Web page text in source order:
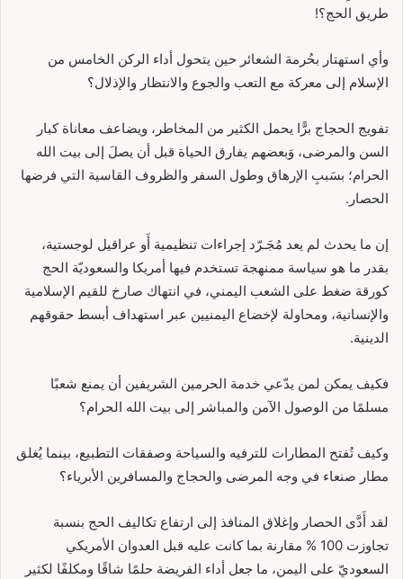
طريق الحج؟!
وأي استهتار بحُرمة الشعائر حين يتحول أداء الركن الخامس من
الإسلام إلى معركة مع التعب والجوع والانتظار والإذلال؟
تفويج الحجاج برًّا يحمل الكثير من المخاطر، ويضاعف معاناة كبار
السن والمرضى، وَبعضهم يفارق الحياة قبل أن يصلَ إلى بيت الله
الحرام؛ بسَببِ الإرهاق وطول السفر والظروف القاسية التي فرضها
الحصار.
إن ما يحدث لم يعد مُجَـرّد إجراءات تنظيمية أَو عراقيل لوجستية،
بقدر ما هو سياسة ممنهجة تستخدم فيها أمريكا والسعوديّة الحج
كورقة ضغط على الشعب اليمني، في انتهاك صارخ للقيم الإسلامية
والإنسانية، ومحاولة لإخضاع اليمنيين عبر استهداف أبسط حقوقهم
الدينية.
فكيف يمكن لمن يدّعي خدمة الحرمين الشريفين أن يمنع شعبًا
مسلمًا من الوصول الآمن والمباشر إلى بيت الله الحرام؟
وكيف تُفتح المطارات للترفيه والسياحة وصفقات التطبيع، بينما يُغلق
مطار صنعاء في وجه المرضى والحجاج والمسافرين الأبرياء؟
لقد أَدَّى الحصار وإغلاق المنافذ إلى ارتفاع تكاليف الحج بنسبة
تجاوزت 100 % مقارنة بما كانت عليه قبل العدوان الأمريكي
السعوديّ على اليمن، ما جعل أداء الفريضة حلمًا شاقًا ومكلفًا لكثير